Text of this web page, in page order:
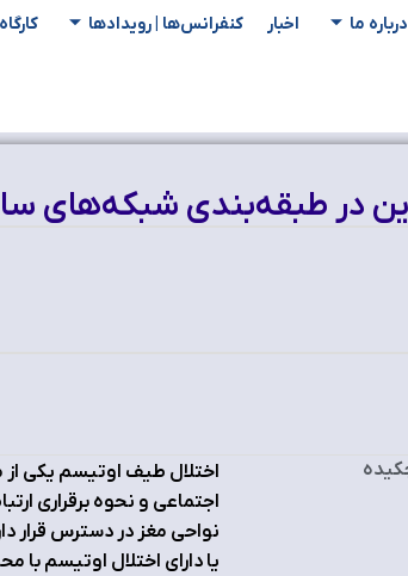
درباره ما اخبار کنفرانس‌ها | رویدادها
در طبقه‌بندي شبکه‌هاي
اختلال طيف اوتيسم يکي
اجتماعي و نحوه برقراري
نواحي مغز در دسترس قرار
يا داراي اختلال اوتيسم